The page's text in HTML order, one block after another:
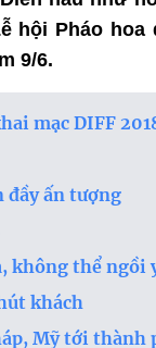
hội Pháo hoa
9/6.
mạc DIFF
đầy ấn tượng
không thể ngồi
khách
Mỹ tới thành